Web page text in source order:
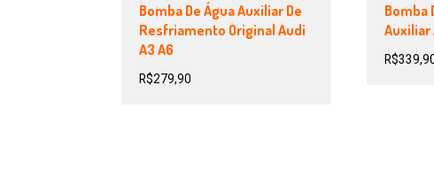
Bomba De Água Auxiliar De
Resfriamento Original Audi
A3 A6
R$279,90
Bomba
Auxiliar
R$